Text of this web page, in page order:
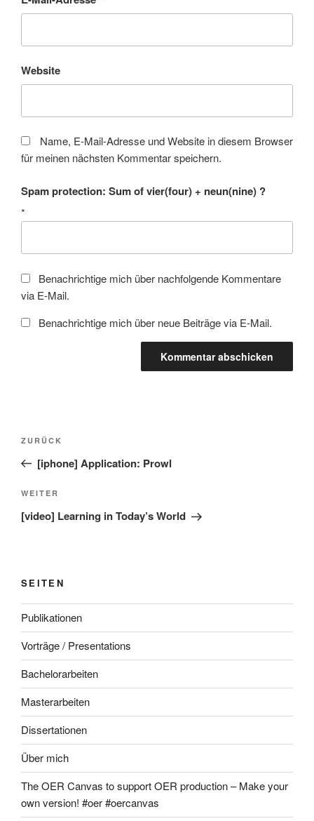
Website
Name, E-Mail-Adresse und Website in diesem Browser
für meinen nächsten Kommentar speichern.
Spam protection: Sum of vier(four) + neun(nine) ?
*
Benachrichtige mich über nachfolgende Kommentare
via E-Mail.
Benachrichtige mich über neue Beiträge via E-Mail.
Beitragsnavigation
Vorheriger
Beitrag
ZURÜCK
[iphone] Application: Prowl
Nächster
Beitrag
WEITER
[video] Learning in Today’s World
SEITEN
Publikationen
Vorträge / Presentations
Bachelorarbeiten
Masterarbeiten
Dissertationen
Über mich
The OER Canvas to support OER production – Make your
own version! #oer #oercanvas